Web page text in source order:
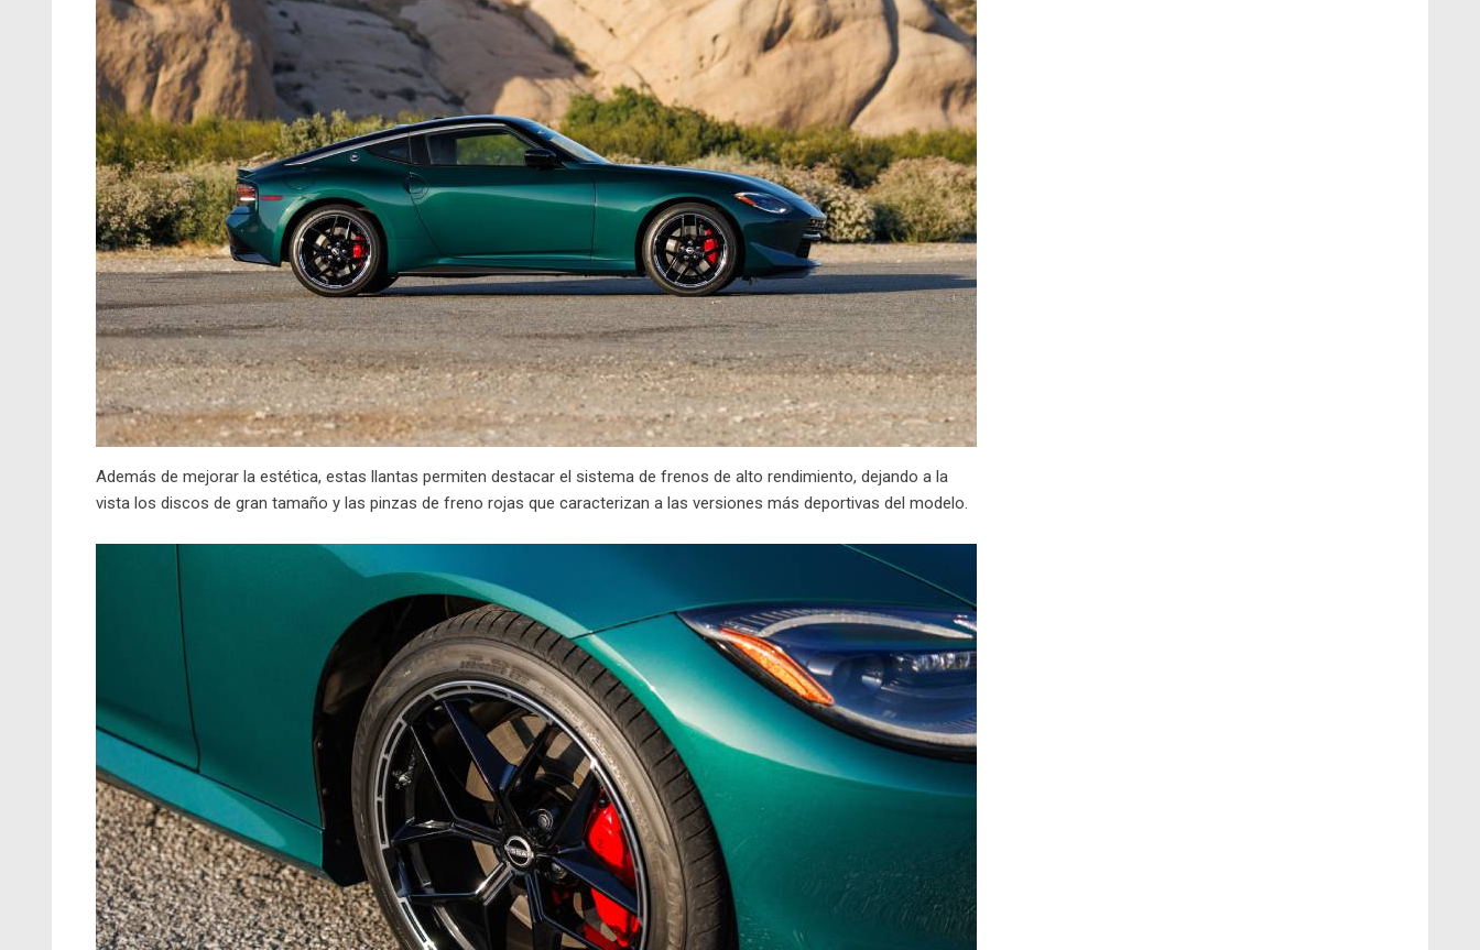
Además de mejorar la estética, estas llantas permiten destacar el sistema de frenos de alto rendimiento, dejando a la
vista los discos de gran tamaño y las pinzas de freno rojas que caracterizan a las versiones más deportivas del modelo.